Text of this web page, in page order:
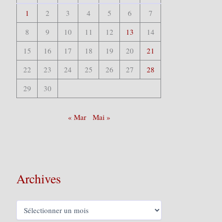
1 2 3 4 5 6
7
8
9 10 11 12 13
14
15
16 17 18 19 20
21
22
23 24 25 26 27
28
29
30
« Mar Mai »
Archives